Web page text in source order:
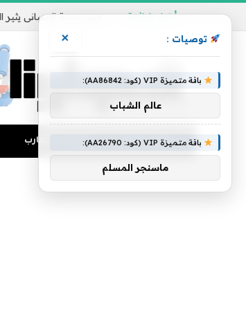
أخبار شائعة
تجارب المال منوعات التجارب
توصيات : ×
باقة متميزة VIP (كود: AA86842):
عالم الشباب
باقة متميزة VIP (كود: AA26790):
ماسنجر المسلم